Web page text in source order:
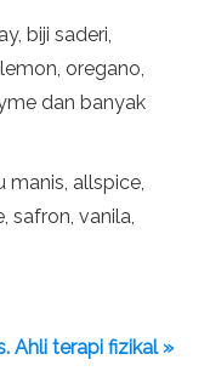
biji saderi,
oregano,
dan banyak
manis, allspice,
safron, vanila,
Ahli terapi fizikal »